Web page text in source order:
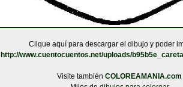
Clique aquí para descargar el dibujo y poder
http://www.cuentocuentos.net/uploads/
Visite también COLOREAMANIA.com